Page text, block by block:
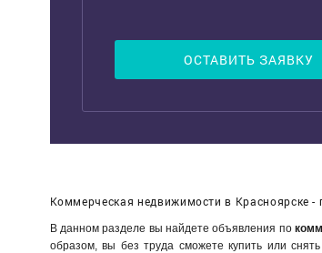
ОСТАВИТЬ ЗАЯВКУ
Коммерческая недвижимости в Красноярске -
В данном разделе вы найдете объявления по
образом, вы без труда сможете купить или